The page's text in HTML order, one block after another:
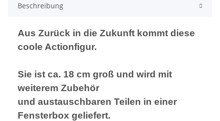
Beschreibung
Aus Zurück in die Zukunft kommt diese
coole Actionfigur.
Sie ist ca. 18 cm groß und wird mit
weiterem Zubehör
und austauschbaren Teilen in einer
Fensterbox geliefert.